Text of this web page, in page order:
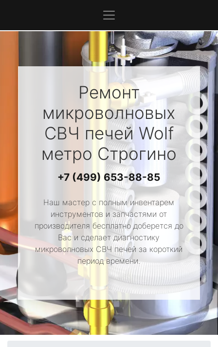
Ремонт
микроволновых
СВЧ печей Wolf
метро Строгино
+7 (499) 653-88-85
Наш мастер с полным инвентарем
инструментов и запчастями от
производителя бесплатно доберется до
Вас и сделает диагностику
микроволновых СВЧ печей за короткий
период времени.